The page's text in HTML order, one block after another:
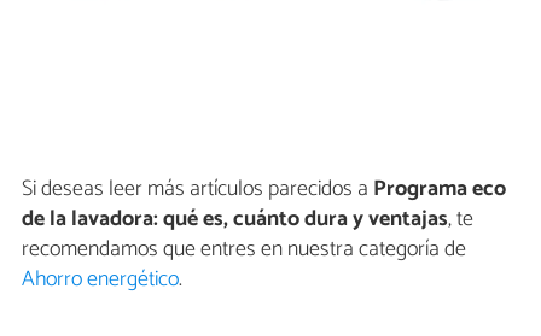
Si deseas leer más artículos parecidos a Programa eco
de la lavadora: qué es, cuánto dura y ventajas, te
recomendamos que entres en nuestra categoría de
Ahorro energético.